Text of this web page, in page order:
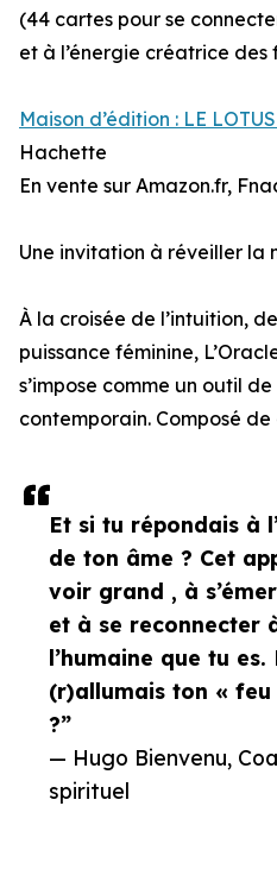
Et si tu répondais à
de ton âme ? Cet
voir grand , à
et à se reconnecter
l’humaine que tu es.
(r)allumais ton « feu
?”
— Hugo Bienvenu,
spirituel
(44 cartes pour se
et à l’énergie créatrice des
Maison d’édition : LE
Hachette
En vente sur Amazon.fr,
Une invitation à réveiller la
À la croisée de l’intuition,
puissance féminine,
s’impose comme un outil
contemporain. Composé